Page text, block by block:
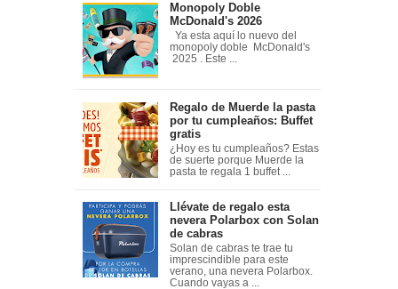
Monopoly Doble
McDonald's 2026
Ya esta aquí lo nuevo del
monopoly doble McDonald's
2025 . Este ...
Regalo de Muerde la pasta
por tu cumpleaños: Buffet
gratis
¿Hoy es tu cumpleaños? Estas
de suerte porque Muerde la
pasta te regala 1 buffet ...
Llévate de regalo esta
nevera Polarbox con Solan
de cabras
Solan de cabras te trae tu
imprescindible para este
verano, una nevera Polarbox.
Cuando vayas a ...